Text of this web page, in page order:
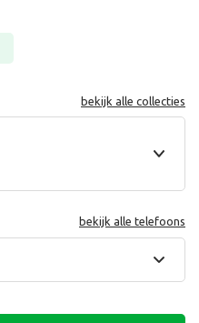
bekijk alle collecties
bekijk alle telefoons